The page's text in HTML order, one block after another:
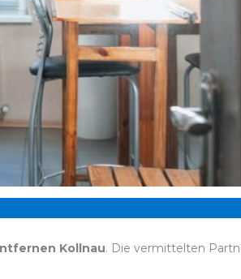
Kollnau. Die vermittelten